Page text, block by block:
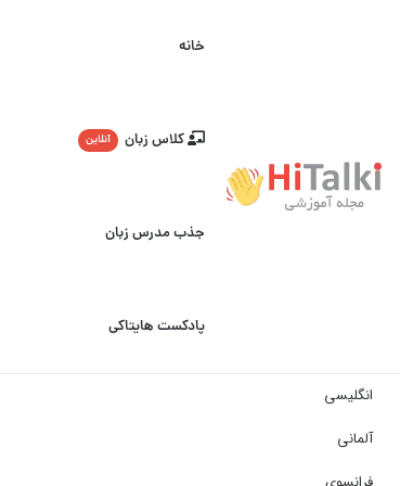
خانه
کلاس زبان آنلاین
جذب مدرس زبان
پادکست هایتاکی
انگلیسی
آلمانی